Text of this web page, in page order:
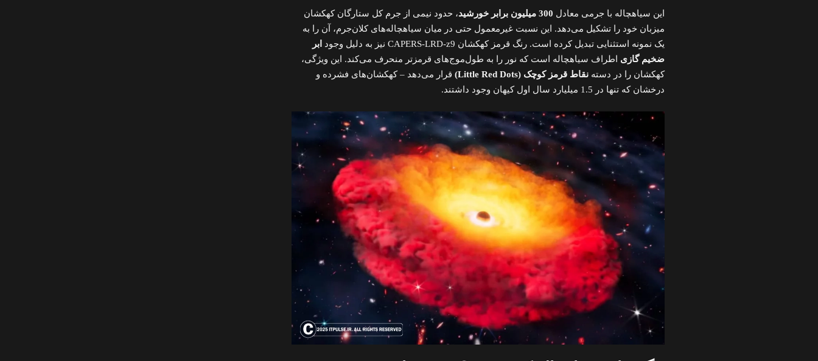
این سیاهچاله با جرمی معادل 300 میلیون برابر خورشید
، حدود نیمی از جرم کل ستارگان کهکشان
میزبان خود را تشکیل می‌دهد. این نسبت غیرمعمول حتی در میان سیاهچاله‌های کلان‌جرم، آن را به
یک نمونه استثنایی تبدیل کرده است. رنگ قرمز کهکشان CAPERS-LRD-z9 نیز به دلیل وجود
ابر
ضخیم گازی اطراف سیاهچاله است که نور را به طول‌موج‌های قرمزتر منحرف می‌کند. این ویژگی،
کهکشان را در دسته نقاط قرمز کوچک (Little Red Dots)
قرار می‌دهد – کهکشان‌های فشرده و
درخشان که تنها در 1.5 میلیارد سال اول کیهان وجود داشتند.